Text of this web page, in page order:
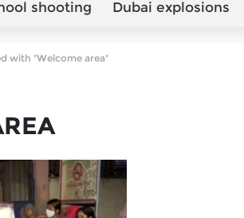
shooting Dubai explosions
with "Welcome area"